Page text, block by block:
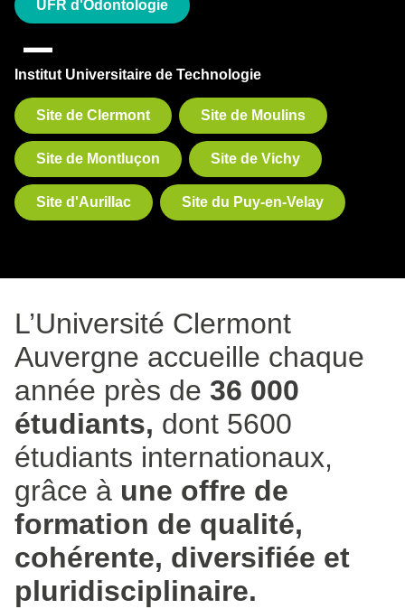
UFR d'Odontologie
Institut Universitaire de Technologie
Site de Clermont Site de Moulins
Site de Montluçon Site de Vichy
Site d'Aurillac Site du Puy-en-Velay
L’Université Clermont
Auvergne accueille chaque
année près de 36 000
étudiants, dont 5600
étudiants internationaux,
grâce à une offre de
formation de qualité,
cohérente, diversifiée et
pluridisciplinaire.